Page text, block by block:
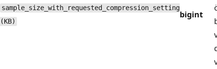
sample_size_with_requested_compression_setting
(KB)
bigint